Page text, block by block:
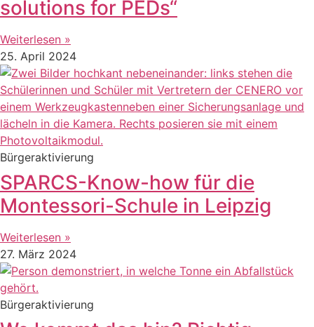
solutions for PEDs“
Weiterlesen »
25. April 2024
Bürgeraktivierung
SPARCS-Know-how für die
Montessori-Schule in Leipzig
Weiterlesen »
27. März 2024
Bürgeraktivierung